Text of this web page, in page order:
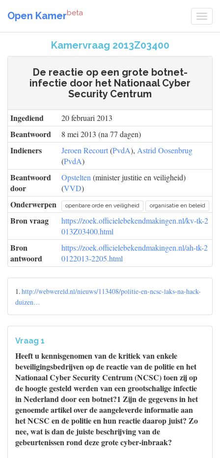
Open Kamerbeta
Kamervraag 2013Z03400
De reactie op een grote botnet-
infectie door het Nationaal Cyber
Security Centrum
Ingediend 20 februari 2013
Beantwoord 8 mei 2013 (na 77 dagen)
Indieners Jeroen Recourt(PvdA), Astrid Oosenbrug
(PvdA)
Beantwoord
door
Opstelten (minister justitie en veiligheid)
(VVD)
Onderwerpen openbare orde en veiligheid organisatie en beleid
Bron vraag
https://zoek.officielebekendmakingen.nl/kv-tk-2
013Z03400.html
Bron
antwoord
https://zoek.officielebekendmakingen.nl/ah-tk-2
0122013-2205.html
1.http://webwereld.nl/nieuws/113408/politie-en-ncsc-laks-na-hack-
duizen…
Vraag 1
Heeft u kennisgenomen van de kritiek van enkele
beveiligingsbedrijven op de reactie van de politie en het
Nationaal Cyber Security Centrum (NCSC) toen zij op
de hoogte gesteld werden van een grootschalige infectie
in Nederland door een botnet?1 Zijn de gegevens in het
genoemde artikel over de aangeleverde informatie aan
het NCSC en de politie en hun reactie daarop juist? Zo
nee, wat is dan de juiste beschrijving van de
gebeurtenissen rond deze grote cyber-inbraak?